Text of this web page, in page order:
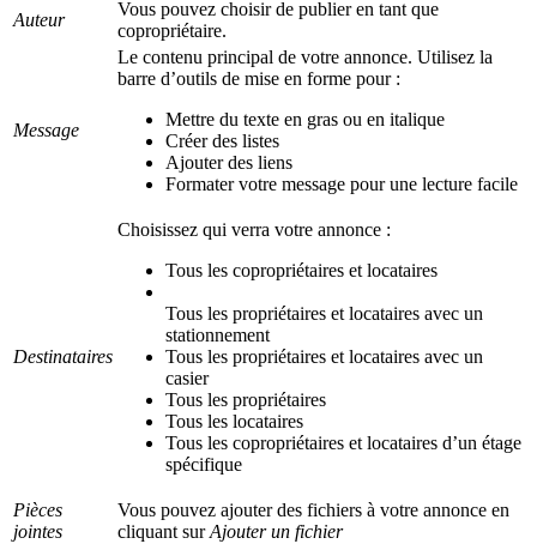
Auteur
Vous pouvez choisir de publier en tant que
copropriétaire.
Message
Le contenu principal de votre annonce. Utilisez la
barre d’outils de mise en forme pour :
Mettre du texte en gras ou en italique
Créer des listes
Ajouter des liens
Formater votre message pour une lecture facile
Destinataires
Choisissez qui verra votre annonce :
Tous les copropriétaires et locataires
Tous les propriétaires et locataires avec un
stationnement
Tous les propriétaires et locataires avec un
casier
Tous les propriétaires
Tous les locataires
Tous les copropriétaires et locataires d’un étage
spécifique
Pièces
jointes
Vous pouvez ajouter des fichiers à votre annonce en
cliquant surAjouter un fichier